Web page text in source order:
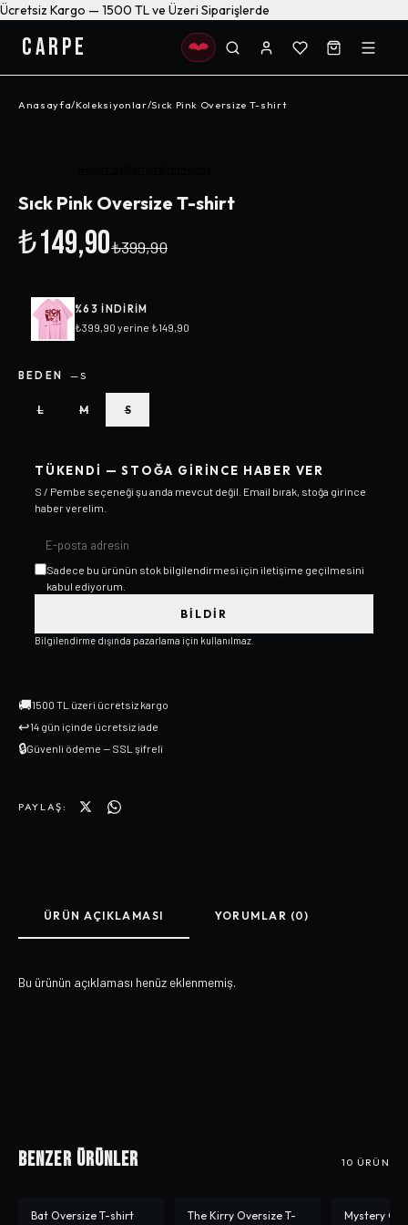
Ücretsiz Kargo — 1500 TL ve Üzeri Siparişlerde
CARPE
Anasayfa/Koleksiyonlar/Sıck Pink Oversize T-shirt
Sıck Pink Oversize T-shirt
₺149,90₺399,90
%63 INDIRIM
₺399,90 yerine ₺149,90
BEDEN —S
L M S
TÜKENDI — STOĞA GIRINCE HABER VER
S / Pembe seçeneği şu anda mevcut değil. Email bırak, stoğa girince
haber verelim.
Sadece bu ürünün stok bilgilendirmesi için iletişime geçilmesini
kabul ediyorum.
BILDIR
Bilgilendirme dışında pazarlama için kullanılmaz.
🚚1500 TL üzeri ücretsiz kargo
↩14 gün içinde ücretsiz iade
🔒Güvenli ödeme — SSL şifreli
PAYLAŞ:
ÜRÜN AÇIKLAMASI YORUMLAR (0)
Bu ürünün açıklaması henüz eklenmemiş.
Benzer Ürünler 10 ÜRÜN
-%10
Bat Oversize T-shirt -%10
The Kirry Oversize T-
-%10
Mystery